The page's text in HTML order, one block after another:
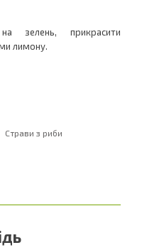
зелень, прикрасити
лимону.
Страви з риби